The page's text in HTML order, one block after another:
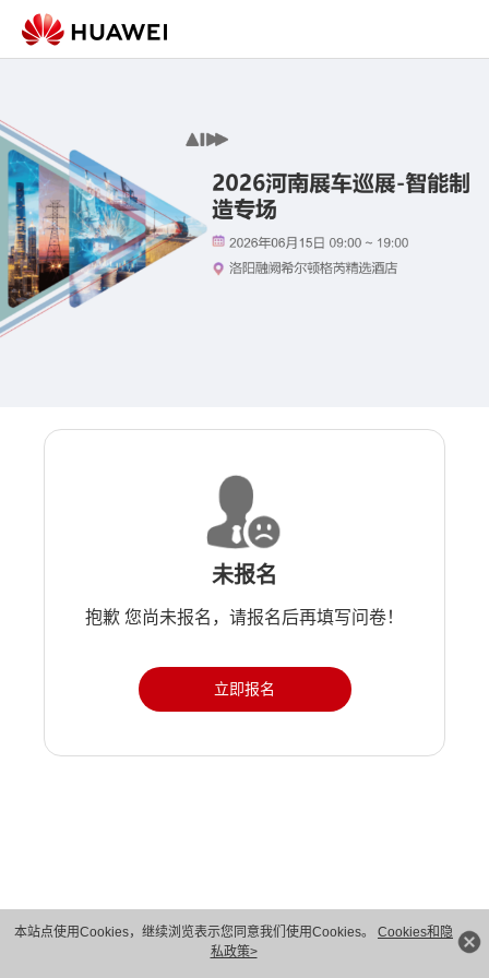
本站点使用Cookies，继续浏览表示您同意我们使用Cookies。 Cookies和隐
私政策>
未报名
抱歉 您尚未报名，请报名后再填写问卷！
立即报名
版权所有 © 华为技术有限公司 1998-2026。 保留一切权利。粤A2-20044005号
隐私保护
法律声明